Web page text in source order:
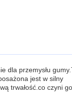
dla przemysłu
jest w silny
trwałość.co czyni go